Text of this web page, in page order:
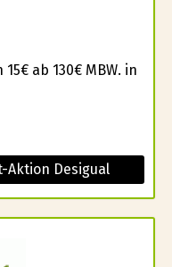
ab 130€ MBW. in
Aktion Desigual